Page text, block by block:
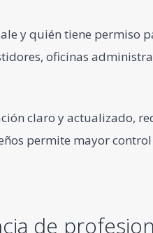
y quién tiene permiso
oficinas
claro y actualizado,
permite mayor
de